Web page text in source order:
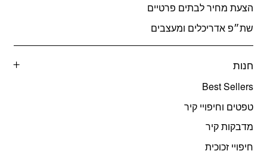
הצעת מחיר לבתים פרטיים
שת״פ אדריכלים ומעצבים
חנות
Best Sellers
טפטים וחיפויי קיר
מדבקות קיר
חיפויי זכוכית